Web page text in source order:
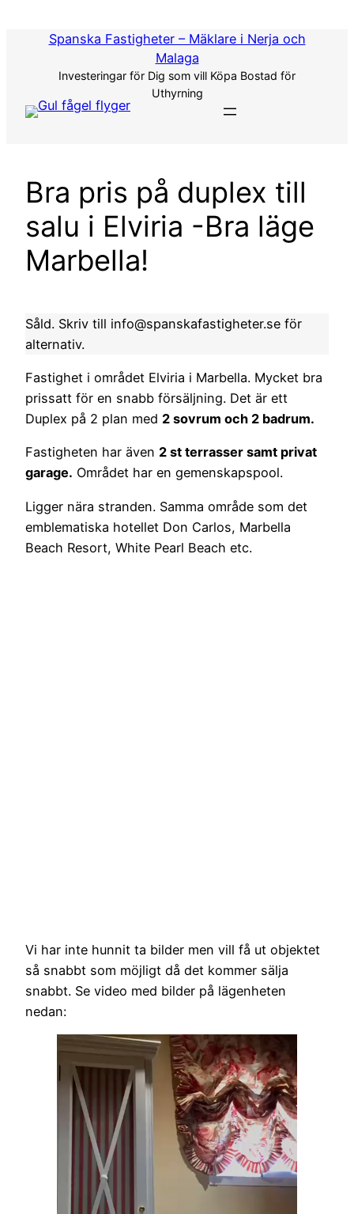
Spanska Fastigheter – Mäklare i Nerja och
Malaga
Investeringar för Dig som vill Köpa Bostad för
Uthyrning
Bra pris på duplex till
salu i Elviria -Bra läge
Marbella!
Såld. Skriv till info@spanskafastigheter.se för
alternativ.
Fastighet i området Elviria i Marbella. Mycket bra
prissatt för en snabb försäljning. Det är ett
Duplex på 2 plan med 2 sovrum och 2 badrum.
Fastigheten har även 2 st terrasser samt privat
garage. Området har en gemenskapspool.
Ligger nära stranden. Samma område som det
emblematiska hotellet Don Carlos, Marbella
Beach Resort, White Pearl Beach etc.
Vi har inte hunnit ta bilder men vill få ut objektet
så snabbt som möjligt då det kommer sälja
snabbt. Se video med bilder på lägenheten
nedan: